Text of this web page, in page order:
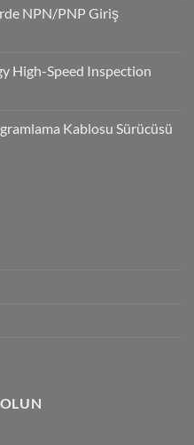
NPN/PNP Giriş
High-Speed Inspection
Kablosu Sürücüsü